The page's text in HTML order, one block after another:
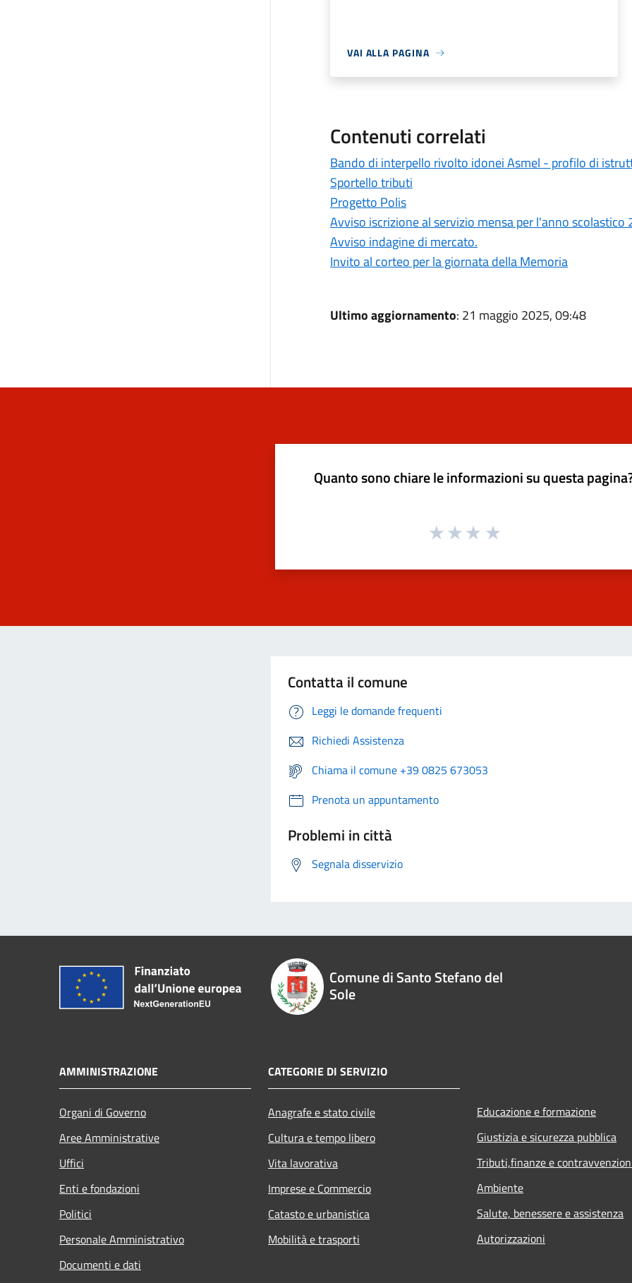
VAI ALLA PAGINA
Contenuti correlati
Bando di interpello rivolto idonei Asmel - profilo di
Sportello tributi
Progetto Polis
Avviso iscrizione al servizio mensa per l'anno scolastico
Avviso indagine di mercato.
Invito al corteo per la giornata della Memoria
Ultimo aggiornamento: 21 maggio 2025, 09:48
Quanto sono chiare le informazioni su questa
Contatta il comune
Leggi le domande frequenti
Richiedi Assistenza
Chiama il comune +39 0825 673053
Prenota un appuntamento
Problemi in città
Segnala disservizio
Comune di Santo Stefano del
Sole
AMMINISTRAZIONE
Organi di Governo
Aree Amministrative
Uffici
Enti e fondazioni
Politici
Personale Amministrativo
Documenti e dati
CATEGORIE DI SERVIZIO
Anagrafe e stato civile
Cultura e tempo libero
Vita lavorativa
Imprese e Commercio
Catasto e urbanistica
Mobilità e trasporti
Educazione e formazione
Giustizia e sicurezza pubblica
Tributi,finanze e
Ambiente
Salute, benessere e assistenza
Autorizzazioni